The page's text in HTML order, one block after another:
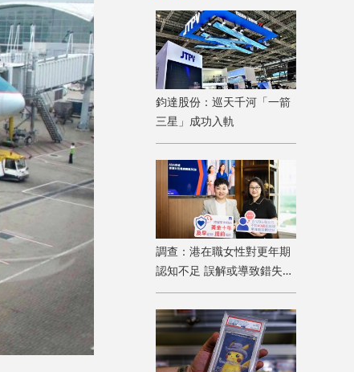
鈞達股份：巡天千河「一箭
三星」成功入軌
調查：港在職女性對更年期
認知不足 誤解或導致錯失
「黃金預防期」